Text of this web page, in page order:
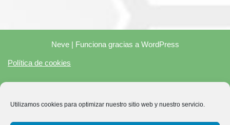
Utilizamos cookies para optimizar nuestro sitio web y nuestro servicio.
Neve| Funciona gracias a WordPress
Política de cookies
compras adscritas que cumplen los requisitos aplicables"